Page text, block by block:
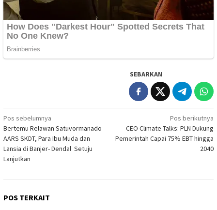
SEBARKAN
Navigasi
pos
Pos sebelumnya
Bertemu Relawan Satuvormanado
AARS SKDT, Para Ibu Muda dan
Lansia di Banjer- Dendal Setuju
Lanjutkan
Pos berikutnya
CEO Climate Talks: PLN Dukung
Pemerintah Capai 75% EBT hingga
2040
POS TERKAIT